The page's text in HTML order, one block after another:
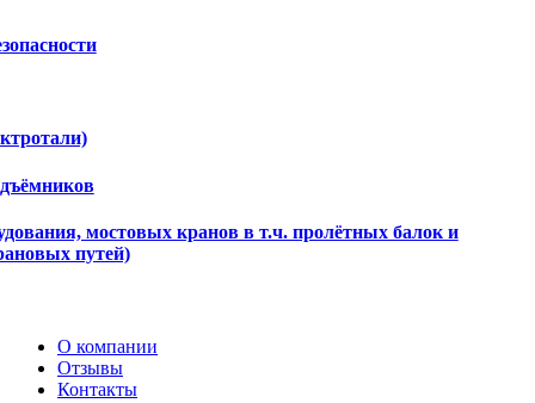
мостовых кранов в т.ч. пролётных балок и
путей)
О компании
Отзывы
Контакты